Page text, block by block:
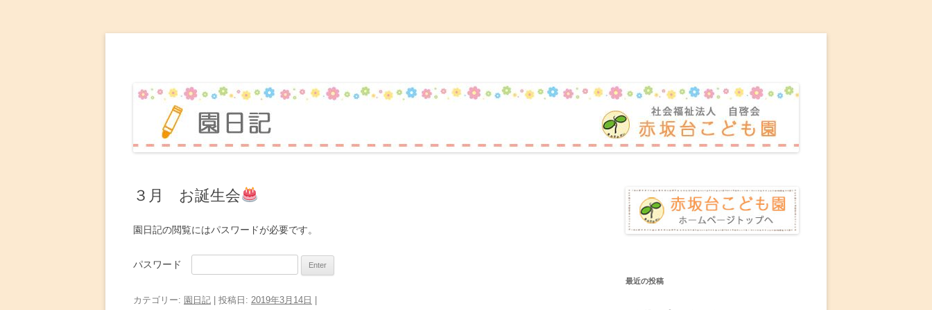
テ
ン
ッ
３月 お誕生会
園日記の閲覧にはパスワードが必要です。
パスワード
カテゴリー: 園日記 | 投稿日: 2019年3月14日
最近の投稿